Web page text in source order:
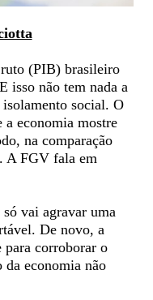
(PIB) brasileiro
isso não tem nada a
social. O
economia mostre
na comparação
A FGV fala em
vai agravar uma
De novo, a
para corroborar o
da economia não